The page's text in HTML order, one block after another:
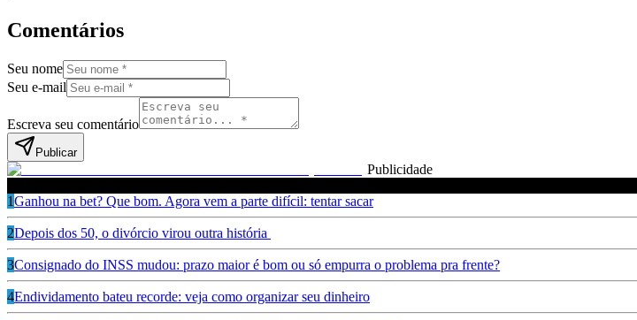
Comentários
Seu nome
Seu e-mail
Escreva seu comentário
Publicar
Publicidade
1Ganhou na bet? Que bom. Agora vem a parte difícil: tentar sacar
2Depois dos 50, o divórcio virou outra história
3Consignado do INSS mudou: prazo maior é bom ou só empurra o problema pra frente?
4Endividamento bateu recorde: veja como organizar seu dinheiro